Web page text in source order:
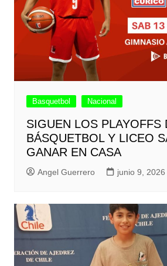
Basquetbol Nacional
SIGUEN LOS PLAYOFFS
BÁSQUETBOL Y LICEO
GANAR EN CASA
Angel Guerrero junio 9, 2026